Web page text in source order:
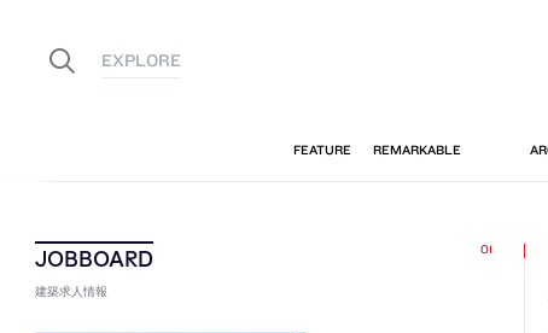
建築求人情報